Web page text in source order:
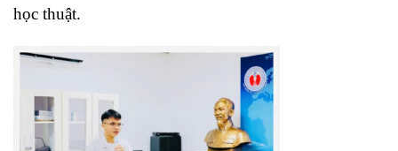
học thuật.